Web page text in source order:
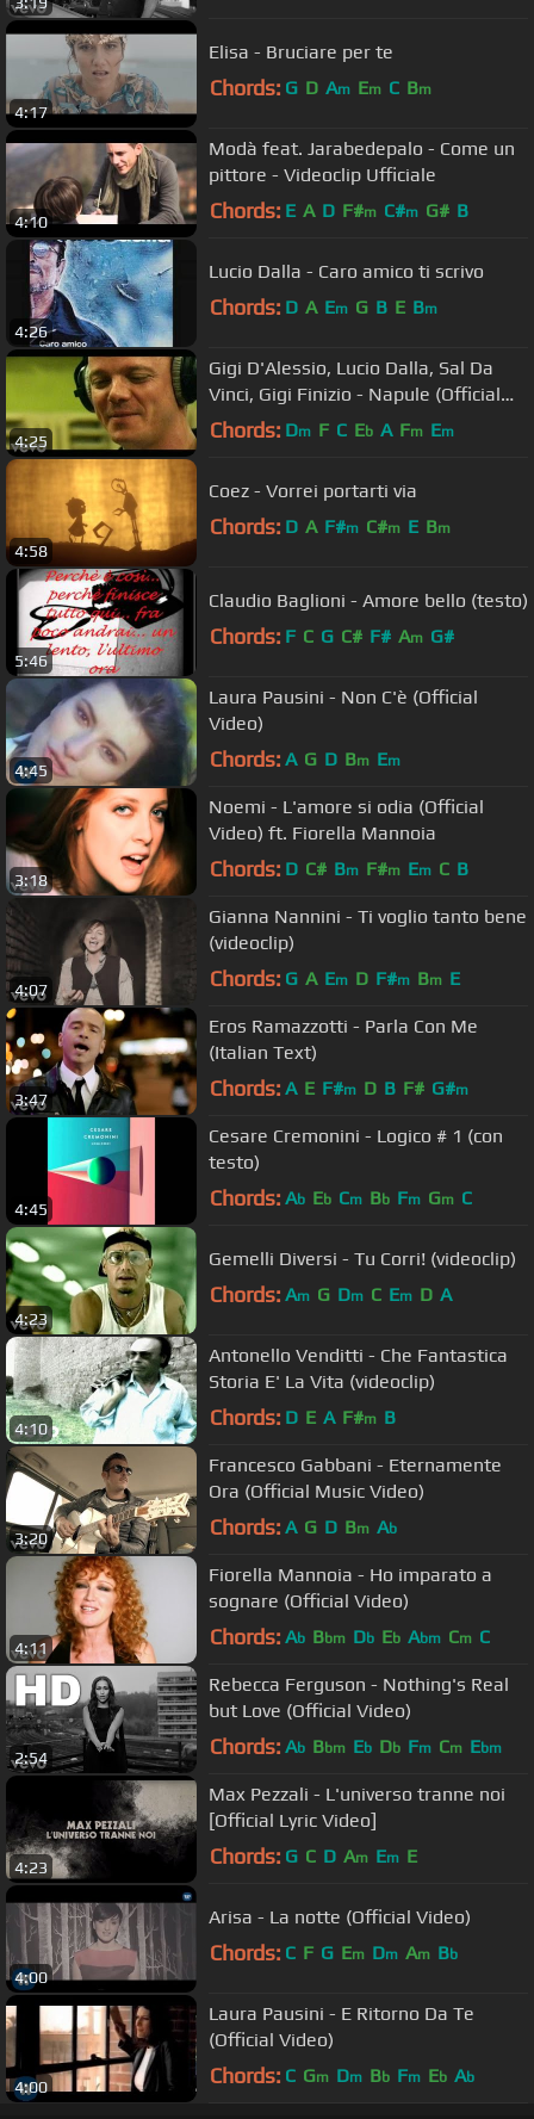
4:17
Elisa - Bruciare per te
Chords: G D Am Em C Bm
4:10
Modà feat. Jarabedepalo - Come un
pittore - Videoclip Ufficiale
Chords: E A D F#m C#m G# B
4:26
Lucio Dalla - Caro amico ti scrivo
Chords: D A Em G B E Bm
4:25
Gigi D'Alessio, Lucio Dalla, Sal Da
Vinci, Gigi Finizio - Napule (Official
Video)
Chords: Dm F C Eb A Fm Em
4:58
Coez - Vorrei portarti via
Chords: D A F#m C#m E Bm
5:46
Claudio Baglioni - Amore bello (testo)
Chords: F C G C# F# Am G#
4:45
Laura Pausini - Non C'è (Official
Video)
Chords: A G D Bm Em
3:18
Noemi - L'amore si odia (Official
Video) ft. Fiorella Mannoia
Chords: D C# Bm F#m Em C B
4:07
Gianna Nannini - Ti voglio tanto bene
(videoclip)
Chords: G A Em D F#m Bm E
3:47
Eros Ramazzotti - Parla Con Me
(Italian Text)
Chords: A E F#m D B F# G#m
4:45
Cesare Cremonini - Logico # 1 (con
testo)
Chords: Ab Eb Cm Bb Fm Gm C
4:23
Gemelli Diversi - Tu Corri! (videoclip)
Chords: Am G Dm C Em D A
4:10
Antonello Venditti - Che Fantastica
Storia E' La Vita (videoclip)
Chords: D E A F#m B
3:20
Francesco Gabbani - Eternamente
Ora (Official Music Video)
Chords: A G D Bm Ab
4:11
Fiorella Mannoia - Ho imparato a
sognare (Official Video)
Chords: Ab Bbm Db Eb Abm Cm C
2:54
Rebecca Ferguson - Nothing's Real
but Love (Official Video)
Chords: Ab Bbm Eb Db Fm Cm Ebm
4:23
Max Pezzali - L'universo tranne noi
[Official Lyric Video]
Chords: G C D Am Em E
4:00
Arisa - La notte (Official Video)
Chords: C F G Em Dm Am Bb
4:00
Laura Pausini - E Ritorno Da Te
(Official Video)
Chords: C Gm Dm Bb Fm Eb Ab